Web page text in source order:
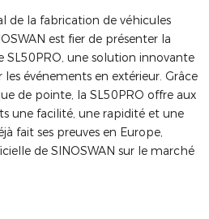
de la fabrication de véhicules
est fier de présenter la
une solution innovante
événements en extérieur. Grâce
de pointe, la SL50PRO offre aux
une facilité, une rapidité et une
fait ses preuves en Europe,
de SINOSWAN sur le marché